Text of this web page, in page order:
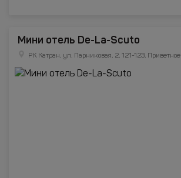
Мини отель De-La-Scuto
РК Катран, ул. Парниковая, 2, 121-123, Приветное